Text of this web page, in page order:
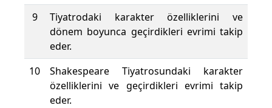
9
Tiyatrodaki karakter özelliklerini ve
dönem boyunca geçirdikleri evrimi takip
eder.
10
Shakespeare Tiyatrosundaki karakter
özelliklerini ve geçirdikleri evrimi takip
eder.